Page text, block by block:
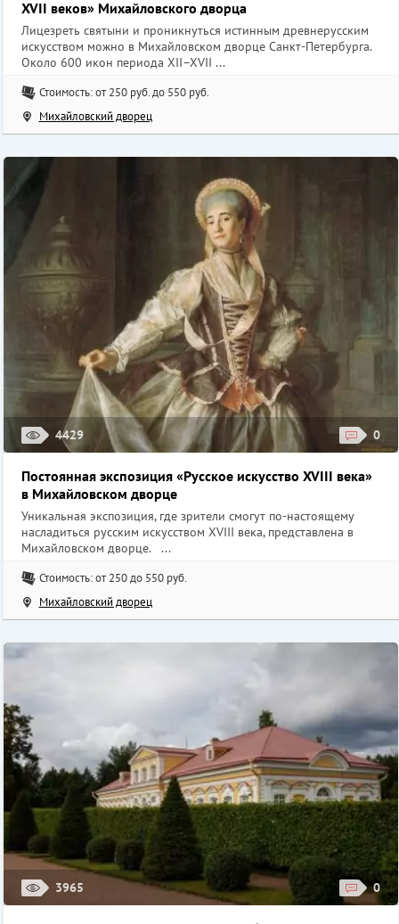
XVII веков» Михайловского дворца
Лицезреть святыни и проникнуться истинным древнерусским
искусством можно в Михайловском дворце Санкт-Петербурга.
Около 600 икон периода XII–XVII ...
Стоимость: от 250 руб. до 550 руб.
Михайловский дворец
4429 0
Постоянная экспозиция «Русское искусство XVIII века»
в Михайловском дворце
Уникальная экспозиция, где зрители смогут по-настоящему
насладиться русским искусством XVIII века, представлена в
Михайловском дворце. ...
Стоимость: от 250 до 550 руб.
Михайловский дворец
3965 0